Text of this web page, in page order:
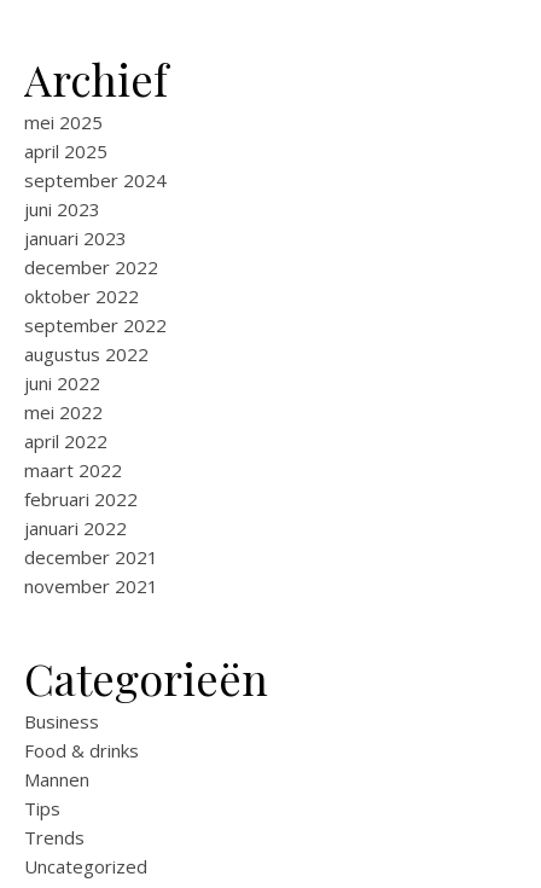
Archief
mei 2025
april 2025
september 2024
juni 2023
januari 2023
december 2022
oktober 2022
september 2022
augustus 2022
juni 2022
mei 2022
april 2022
maart 2022
februari 2022
januari 2022
december 2021
november 2021
Categorieën
Business
Food & drinks
Mannen
Tips
Trends
Uncategorized